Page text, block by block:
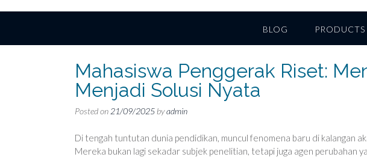
BLOG PRODUCTS
Mahasiswa Penggerak Riset:
Menjadi Solusi Nyata
Posted on 21/09/2025 byadmin
Di tengah tuntutan dunia pendidikan, muncul fenomena baru di kalangan
Mereka bukan lagi sekadar subjek penelitian, tetapi juga agen perubahan